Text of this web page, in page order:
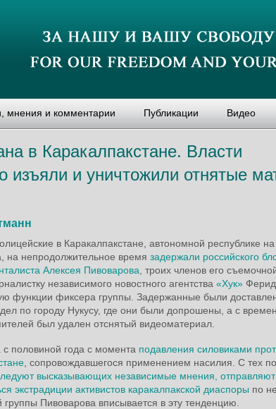
мнения и комментарии Публикации Видео
в Каракалпакстане. Власти
изъяли и уничтожили отнятые
в Каракалпакстане, автономной республике
на непродолжительное время задержали российского
Алексея Пивоварова , троих членов его
независимого новостного агентства «Хук»
функции фиксера группы. Задержанные были
по городу Нукусу, где они были допрошены, а с
был удален отснятый видеоматериал.
половиной года с момента подавления силовиками
, сопровождавшегося применением насилия. С тех
высказывающих независимые мнения, отправляют
экстрадиции активистов каракалпакской диаспоры по
Пивоварова вписывается в эту тенденцию.